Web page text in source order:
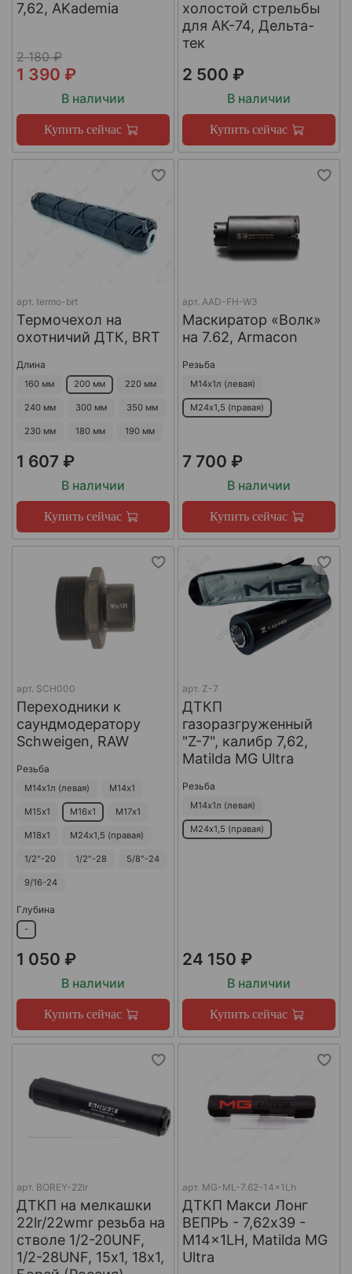
7,62, AKademia
2 180 ₽
1 390 ₽
В наличии
Купить сейчас
холостой стрельбы
для АК-74, Дельта-
тек
2 500 ₽
В наличии
Купить сейчас
арт. termo-brt
Термочехол на
охотничий ДТК, BRT
Длина
160 мм 200 мм 220 мм
240 мм 300 мм 350 мм
230 мм 180 мм 190 мм
1 607 ₽
В наличии
Купить сейчас
арт. AAD-FH-W3
Маскиратор «Волк»
на 7.62, Armacon
Резьба
М14х1л (левая)
М24х1,5 (правая)
7 700 ₽
В наличии
Купить сейчас
арт. SCH000
Переходники к
саундмодератору
Schweigen, RAW
Резьба
М14х1л (левая) М14х1
М15х1 М16х1 М17х1
М18х1 М24х1,5 (правая)
1/2"-20 1/2"-28 5/8"-24
9/16-24
Глубина
-
1 050 ₽
В наличии
Купить сейчас
арт. Z-7
ДТКП
газоразгруженный
"Z-7", калибр 7,62,
Matilda MG Ultra
Резьба
М14х1л (левая)
М24х1,5 (правая)
24 150 ₽
В наличии
Купить сейчас
арт. BOREY-22lr
ДТКП на мелкашки
22lr/22wmr резьба на
стволе 1/2-20UNF,
1/2-28UNF, 15х1, 18х1,
арт. MG-ML-7.62-14x1Lh
ДТКП Макси Лонг
ВЕПРЬ - 7,62x39 -
M14x1LH, Matilda MG
Ultra